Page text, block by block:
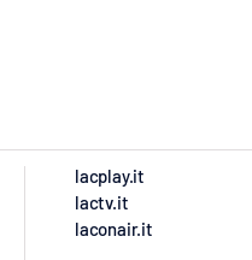
lacplay.it
lactv.it
laconair.it